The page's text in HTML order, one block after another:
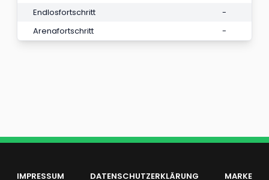
Endlosfortschritt
-
Arenafortschritt
-
IMPRESSUM DATENSCHUTZERKLÄRUNG MARKE